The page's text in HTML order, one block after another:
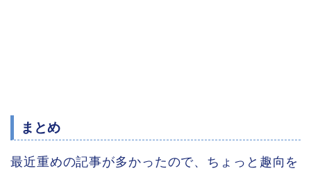
まとめ
最近重めの記事が多かったので、ちょっと趣向を